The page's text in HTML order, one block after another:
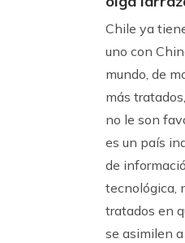
Chile ya
uno con
mundo, de
más
no le son
es un país
de
tecnológica,
tratados en
se asimilen